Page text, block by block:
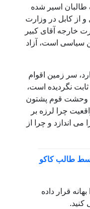
طالبان اسیر شده
و از کابل در وزارت
خارجه آقای کبیر
سیاسی است، آزاد
سر زمین اقوام
نگردیده است،
وحشت قوم پشتون
چرا لرزه بر
می اندازد و چرا از
طالب کاکو
قرار داده
کنید.